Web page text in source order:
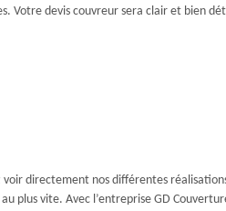
Votre devis couvreur sera clair et bien
voir directement nos différentes
plus vite. Avec l’entreprise GD